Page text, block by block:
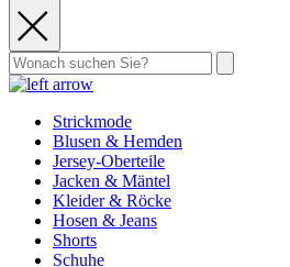
Strickmode
Blusen & Hemden
Jersey-Oberteile
Jacken & Mäntel
Kleider & Röcke
Hosen & Jeans
Shorts
Schuhe